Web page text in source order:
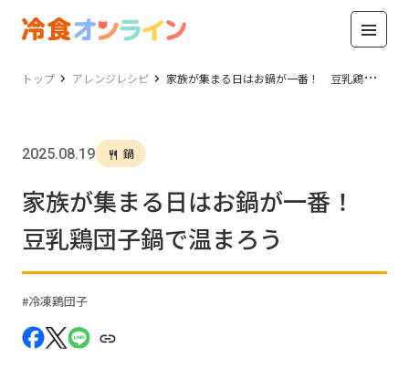
トップ アレンジレシピ 家族が集まる日はお鍋が一番！ 豆乳鶏団子鍋で温まろう
2025.08.19 鍋
家族が集まる日はお鍋が一番！
豆乳鶏団子鍋で温まろう
冷凍鶏団子